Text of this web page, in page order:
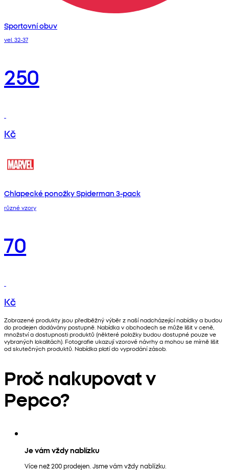
Sportovní obuv
vel. 32-37
250
Kč
Chlapecké ponožky Spiderman 3-pack
různé vzory
70
Kč
Zobrazené produkty jsou předběžný výběr z naší nadcházející nabídky a budou
do prodejen dodávány postupně. Nabídka v obchodech se může lišit v ceně,
množství a dostupnosti produktů (některé položky budou dostupné pouze ve
vybraných lokalitách). Fotografie ukazují vzorové návrhy a mohou se mírně lišit
od skutečných produktů. Nabídka platí do vyprodání zásob.
Proč nakupovat v
Pepco?
Je vám vždy nablízku
Více než 200 prodejen. Jsme vám vždy nablízku.